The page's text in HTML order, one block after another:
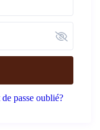
passe oublié?